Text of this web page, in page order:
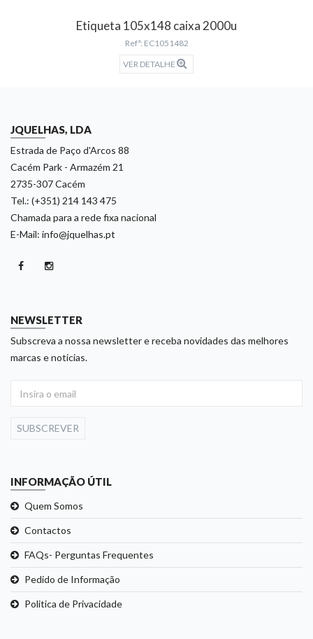
Etiqueta 105x148 caixa 2000u
Refª: EC1051482
VER DETALHE
JQUELHAS, LDA
Estrada de Paço d'Arcos 88
Cacém Park - Armazém 21
2735-307 Cacém
Tel.: (+351) 214 143 475
Chamada para a rede fixa nacional
E-Mail: info@jquelhas.pt
NEWSLETTER
Subscreva a nossa newsletter e receba novidades das melhores
marcas e noticias.
SUBSCREVER
INFORMAÇÃO ÚTIL
Quem Somos
Contactos
FAQs- Perguntas Frequentes
Pedido de Informação
Politica de Privacidade